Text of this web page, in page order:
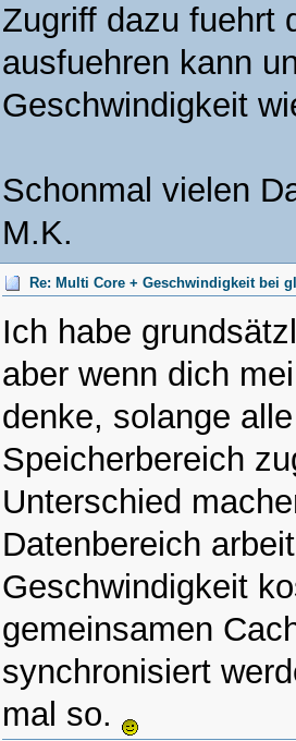
Zugriff dazu fuehrt
ausfuehren kann
Geschwindigkeit
Schonmal vielen
M.K.
Re: Multi Core + Geschwindigkeit bei
Ich habe
aber wenn dich
denke, solange
Speicherbereich
Unterschied
Datenbereich
Geschwindigkeit
gemeinsamen
synchronisiert
mal so.